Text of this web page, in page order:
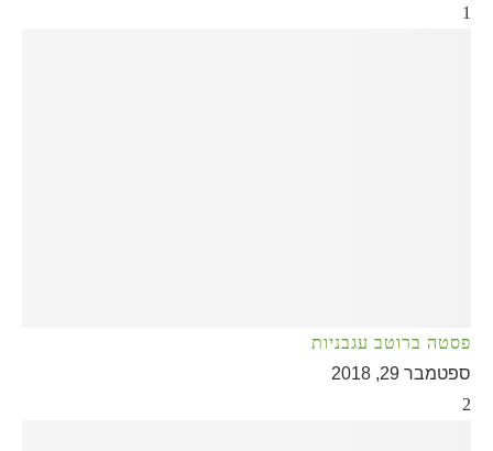
1
פסטה ברוטב עגבניות
ספטמבר 29, 2018
2